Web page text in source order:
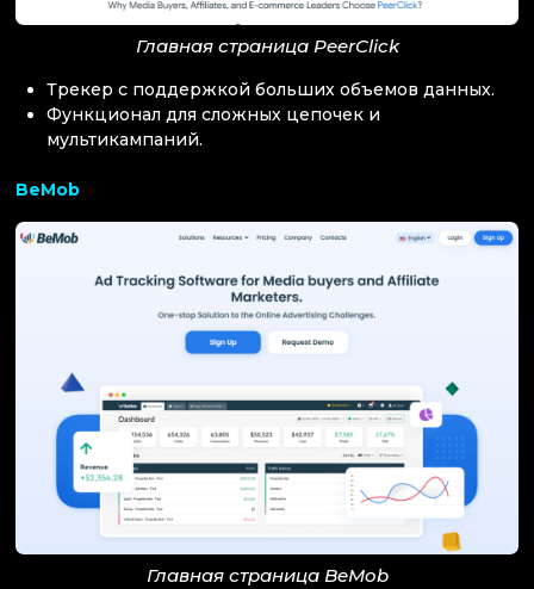
Главная страница PeerClick
Трекер с поддержкой больших объемов данных.
Функционал для сложных цепочек и
мультикампаний.
BeMob
Главная страница BeMob